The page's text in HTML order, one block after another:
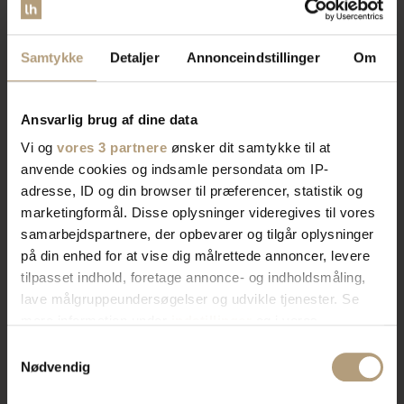
Samtykke Detaljer Annonceindstillinger Om
Ansvarlig brug af dine data
Vi og vores 3 partnere ønsker dit samtykke til at
anvende cookies og indsamle persondata om IP-
adresse, ID og din browser til præferencer, statistik og
marketingformål. Disse oplysninger videregives til vores
samarbejdspartnere, der opbevarer og tilgår oplysninger
på din enhed for at vise dig målrettede annoncer, levere
tilpasset indhold, foretage annonce- og indholdsmåling,
lave målgruppeundersøgelser og udvikle tjenester. Se
tilbage eller ændre indstillinger fra vores
"Cookiedeklaration", eller ved at trykke på "Privacy
Nødvendig
imponerer. Skab rummet du drømmer om med os.
Bliv kontaktet af en salgskonsulent